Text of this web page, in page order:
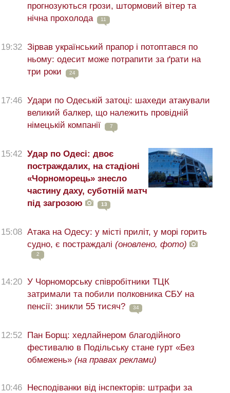
прогнозуються грози, штормовий вітер та
нічна прохолода
11
19:32 Зірвав український прапор і потоптався по
ньому: одесит може потрапити за ґрати на
три роки
24
17:46 Удари по Одеській затоці: шахеди атакували
великий балкер, що належить провідній
німецькій компанії
7
15:42 Удар по Одесі: двоє
постраждалих, на стадіоні
«Чорноморець» знесло
частину даху, суботній матч
під загрозою
13
15:08 Атака на Одесу: у місті приліт, у морі горить
судно, є постраждалі (оновлено, фото)
2
14:20 У Чорноморську співробітники ТЦК
затримали та побили полковника СБУ на
пенсії: зникли 55 тисяч?
34
12:52 Пан Борщ: хедлайнером благодійного
фестивалю в Подільську стане гурт «Без
обмежень» (на правах реклами)
10:46 Несподіванки від інспекторів: штрафи за